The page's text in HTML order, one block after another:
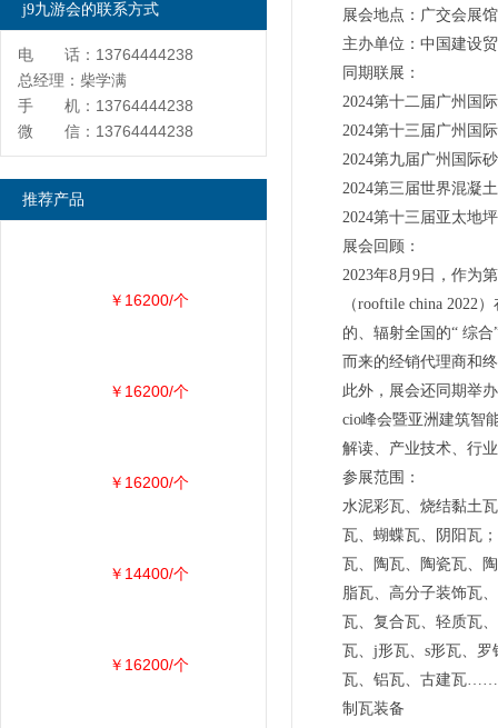
展会地点：广交会
主办单位：中国建
同期联展：
2024第十二届广州国
2024第十三届广州国
2024第九届广州国际
2024第三届世界混凝
2024第十三届亚太地
展会回顾：
2023年8月9日，作为
（rooftile china 2022
的、辐射全国的“ 综
而来的经销代理商和
此外，展会还同期举
cio峰会暨亚洲建筑智
解读、产业技术、行
参展范围：
水泥彩瓦、烧结黏土
瓦、蝴蝶瓦、阴阳瓦
瓦、陶瓦、陶瓷瓦、
脂瓦、高分子装饰瓦
瓦、复合瓦、轻质瓦
瓦、j形瓦、s形瓦、
瓦、铝瓦、古建瓦……
制瓦装备
j9九游会的联系方式
电 话：13764444238
总经理：柴学满
手 机：13764444238
微 信：13764444238
推荐产品
￥16200/个
￥16200/个
￥16200/个
￥14400/个
￥16200/个